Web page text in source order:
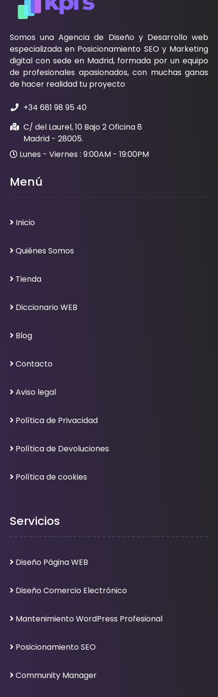
Somos una Agencia de Diseño y Desarrollo web
especializada en Posicionamiento SEO y Marketing
digital con sede en Madrid, formada por un equipo
de profesionales apasionados, con muchas ganas
de hacer realidad tu proyecto
+34 681 98 95 40
C/ del Laurel, 10 Bajo 2 Oficina 8
Madrid - 28005.
Lunes - Viernes : 9:00AM - 19:00PM
Menú
Inicio
Quiénes Somos
Tienda
Diccionario WEB
Blog
Contacto
Aviso legal
Política de Privacidad
Política de Devoluciones
Política de cookies
Servicios
Diseño Página WEB
Diseño Comercio Electrónico
Mantenimiento WordPress Profesional
Posicionamiento SEO
Community Manager